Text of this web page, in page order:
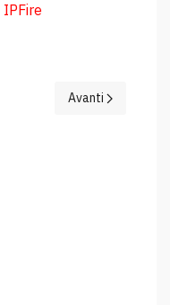
IPFire
Articolo
Avanti